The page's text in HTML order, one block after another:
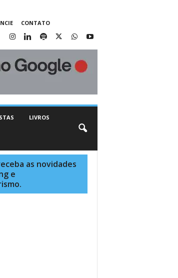
CONTATO
LIVROS
as novidades
e